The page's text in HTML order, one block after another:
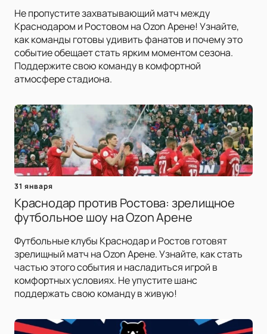
Не пропустите захватывающий матч между
Краснодаром и Ростовом на Ozon Арене! Узнайте,
как команды готовы удивить фанатов и почему это
событие обещает стать ярким моментом сезона.
Поддержите свою команду в комфортной
атмосфере стадиона.
31 января
Краснодар против Ростова: зрелищное
футбольное шоу на Ozon Арене
Футбольные клубы Краснодар и Ростов готовят
зрелищный матч на Ozon Арене. Узнайте, как стать
частью этого события и насладиться игрой в
комфортных условиях. Не упустите шанс
поддержать свою команду в живую!